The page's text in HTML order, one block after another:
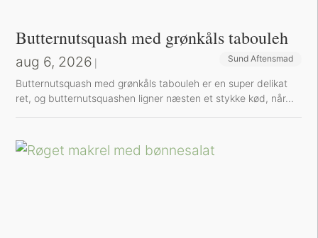
Butternutsquash med grønkåls tabouleh
aug 6, 2026 Sund Aftensmad
Butternutsquash med grønkåls tabouleh er en super delikat
ret, og butternutsquashen ligner næsten et stykke kød, når...